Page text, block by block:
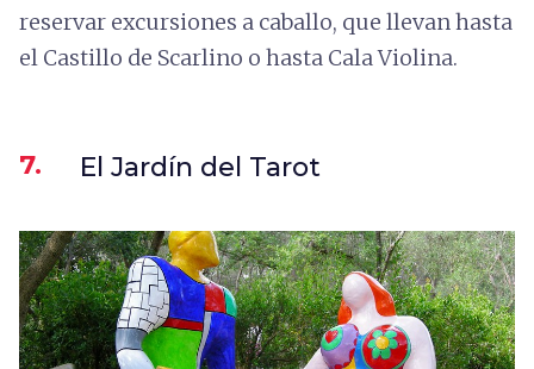
reservar excursiones a caballo, que llevan hasta
el Castillo de Scarlino o hasta Cala Violina.
7. El Jardín del Tarot